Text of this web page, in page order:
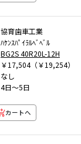
協育歯車工業
ﾊｹﾝｽﾊﾟｲﾗﾙﾍﾞﾍﾞﾙ
BG2S 40R20L-12H
￥17,504（￥19,254）
なし
4日～5日
カートへ